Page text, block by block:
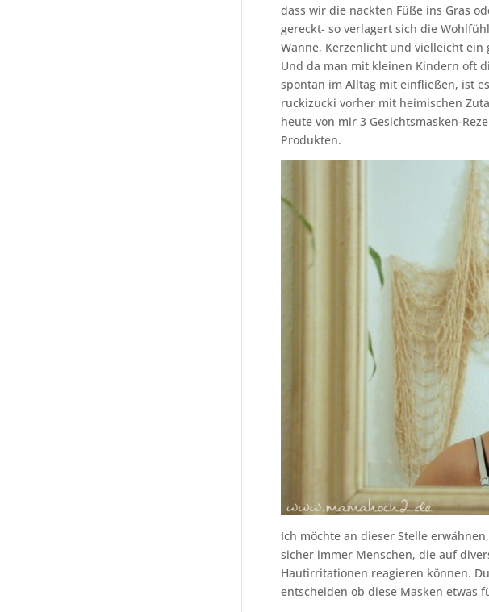
dass wir die nackten Füße ins Gras
gereckt- so verlagert sich die
Wanne, Kerzenlicht und vielleicht
Und da man mit kleinen Kindern oft
spontan im Alltag mit einfließen, ist
ruckizucki vorher mit heimischen
heute von mir 3 Gesichtsmasken-
Produkten.
Ich möchte an dieser Stelle
sicher immer Menschen, die auf
Hautirritationen reagieren können.
entscheiden ob diese Masken etwas